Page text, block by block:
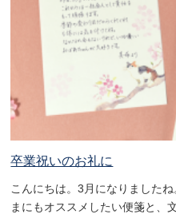
卒業祝いのお礼に
こんにちは。3月になりました
まにもオススメしたい便箋と、